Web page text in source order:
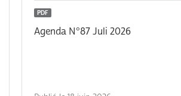
PDF
Agenda N°87 Juli 2026